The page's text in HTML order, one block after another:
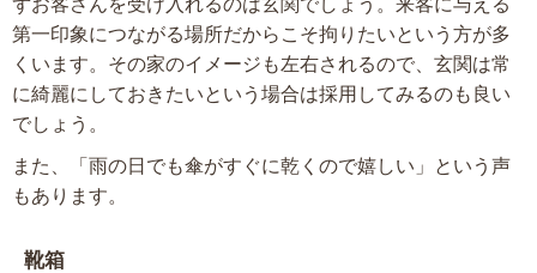
ずお客さんを受け入れるのは玄関でしょう。来客に与える
第一印象につながる場所だからこそ拘りたいという方が多
くいます。その家のイメージも左右されるので、玄関は常
に綺麗にしておきたいという場合は採用してみるのも良い
でしょう。
また、「雨の日でも傘がすぐに乾くので嬉しい」という声
もあります。
靴箱